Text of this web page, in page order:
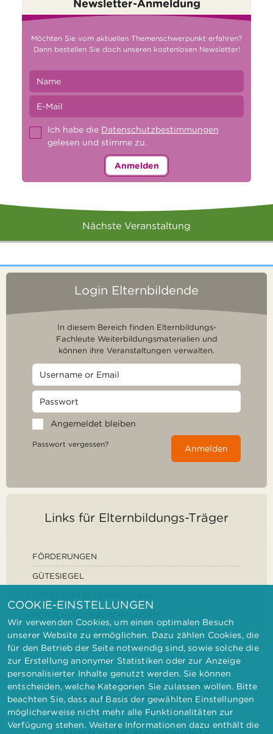
Newsletter-Anmeldung
Möchten Sie vom aktuellen Themenschwerpunkt erfahren?
Dann bestellen Sie doch unseren kostenlosen Newsletter!
Ich habe die Datenschutzbestimmungen
gelesen und stimme zu.
Anmelden
Nächste Veranstaltung
Login Elternbildende
In diesem Bereich finden Elternbildungs-
Fachleute Weiterbildungsmaterialien und
können ihre Veranstaltungen verwalten.
Angemeldet bleiben
Passwort vergessen? Anmelden
Links für Elternbildungs-Träger
FÖRDERUNGEN
GÜTESIEGEL
IMPRESSUM DATENSCHUTZ
KONTAKT
BARRIEREFREIHEITSERKLÄRUNG
COOKIE-EINSTELLUNGEN
Wir verwenden Cookies, um einen optimalen Besuch
unserer Website zu ermöglichen. Dazu zählen Cookies, die
für den Betrieb der Seite notwendig sind, sowie solche die
zur Erstellung anonymer Statistiken oder zur Anzeige
personalisierter Inhalte genutzt werden. Sie können
entscheiden, welche Kategorien Sie zulassen wollen. Bitte
beachten Sie, dass auf Basis der gewählten Einstellungen
möglicherweise nicht mehr alle Funktionalitäten zur
Verfügung stehen. Weitere Informationen dazu enthält die